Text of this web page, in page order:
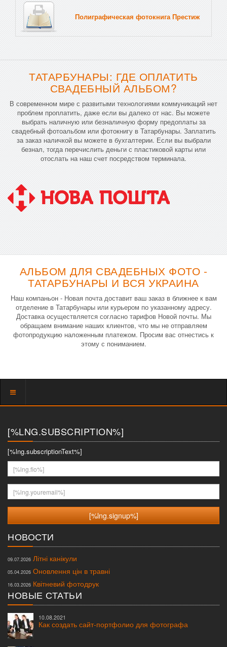
Полиграфическая фотокнига Престиж
ТАТАРБУНАРЫ: ГДЕ ОПЛАТИТЬ
СВАДЕБНЫЙ АЛЬБОМ?
В современном мире с развитыми технологиями коммуникаций нет
проблем проплатить, даже если вы далеко от нас. Вы можете
выбрать наличную или безналичную форму предоплаты за
свадебный фотоальбом или фотокнигу в Татарбунары. Заплатить
за заказ наличкой вы можете в бухгалтерии. Если вы выбрали
безнал, тогда перечислить деньги с пластиковой карты или
отослать на наш счет посредством терминала.
АЛЬБОМ ДЛЯ СВАДЕБНЫХ ФОТО -
ТАТАРБУНАРЫ И ВСЯ УКРАИНА
Наш компаньон - Новая почта доставит ваш заказ в ближнее к вам
отделение в Татарбунары или курьером по указанному адресу.
Доставка осуществляется согласно тарифов Новой почты. Мы
обращаем внимание наших клиентов, что мы не отправляем
фотопродукцию наложенным платежом. Просим вас отнестись к
этому с пониманием.
Показать
[%LNG.SUBSCRIPTION%]
[%lng.subscriptionText%]
[%lng.fio%]
[%lng.youremail%]
НОВОСТИ
09.07.2026 Літні канікули
05.04.2026 Оновлення цін в травні
16.03.2026 Квітневий фотодрук
НОВЫЕ СТАТЬИ
10.08.2021
Как создать сайт-портфолио для фотографа